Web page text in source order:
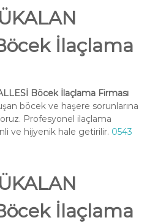
İlaçlama
Böcek İlaçlama Firması
böcek ve haşere sorunlarına
Profesyonel ilaçlama
ve hijyenik hale getirilir. 0543
İlaçlama